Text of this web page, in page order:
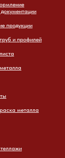
продукции
и профилей
металла